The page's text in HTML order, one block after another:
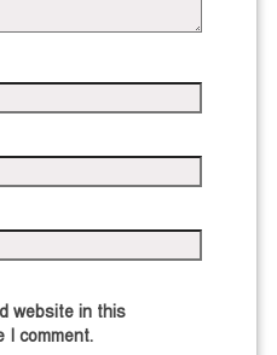
website in this
I comment.